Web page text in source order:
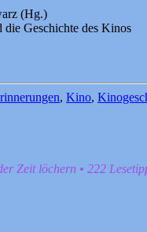
(Hg.)
Geschichte des Kinos
, Kino,
Zeit löchern • 222